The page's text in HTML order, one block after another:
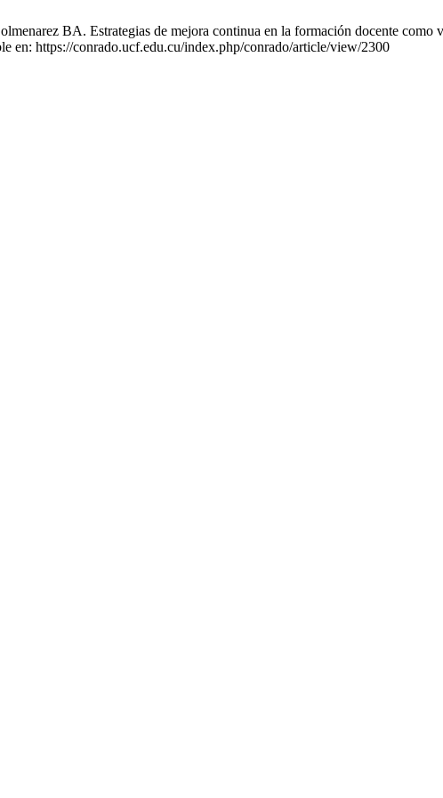
BA. Estrategias de mejora continua en la formación docente
en: https://conrado.ucf.edu.cu/index.php/conrado/article/view/2300